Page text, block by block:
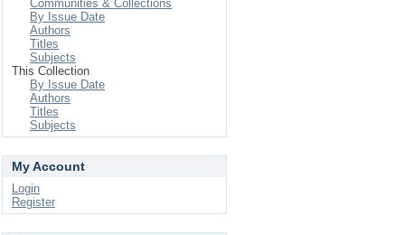
Communities & Collections
By Issue Date
Authors
Titles
Subjects
This Collection
By Issue Date
Authors
Titles
Subjects
My Account
Login
Register